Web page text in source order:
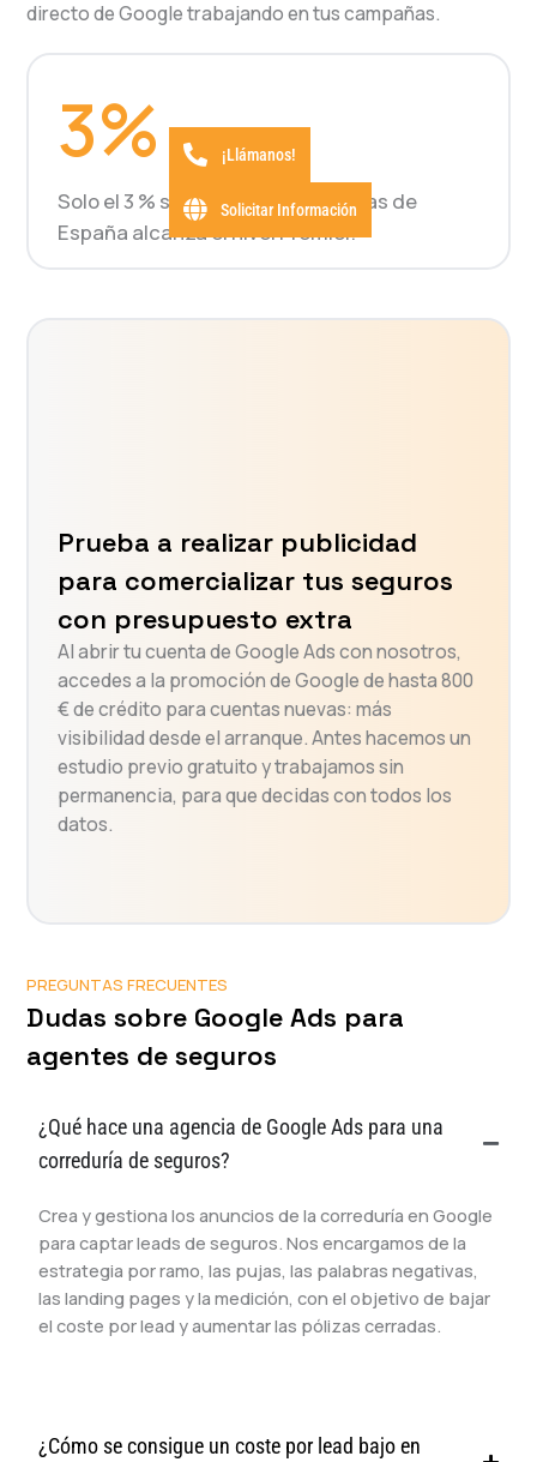
directo de Google trabajando en tus campañas.
3%
Solo el 3 % superior de las agencias de
España alcanza el nivel Premier.
Prueba a realizar publicidad
para comercializar tus seguros
con presupuesto extra
Al abrir tu cuenta de Google Ads con nosotros,
accedes a la promoción de Google de hasta 800
€ de crédito para cuentas nuevas: más
visibilidad desde el arranque. Antes hacemos un
estudio previo gratuito y trabajamos sin
permanencia, para que decidas con todos los
datos.
PREGUNTAS FRECUENTES
Dudas sobre Google Ads para
agentes de seguros
¿Qué hace una agencia de Google Ads para una
correduría de seguros?
Crea y gestiona los anuncios de la correduría en Google
para captar leads de seguros. Nos encargamos de la
estrategia por ramo, las pujas, las palabras negativas,
las landing pages y la medición, con el objetivo de bajar
el coste por lead y aumentar las pólizas cerradas.
¿Cómo se consigue un coste por lead bajo en
¡Llámanos!
Solicitar Información